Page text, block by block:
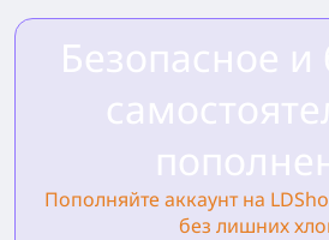
Безопасное и
Пополняйте аккаунт на
без лишних